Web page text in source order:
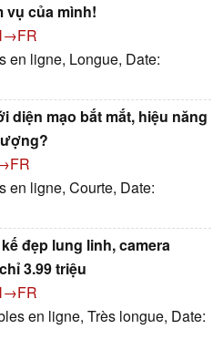
vụ của mình!
en ligne, Longue, Date:
diện mạo bắt mắt, hiệu năng
en ligne, Courte, Date:
đẹp lung linh, camera
3.99 triệu
en ligne, Très longue, Date: